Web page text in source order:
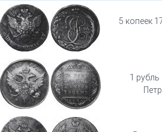
5 копеек
1 рубль